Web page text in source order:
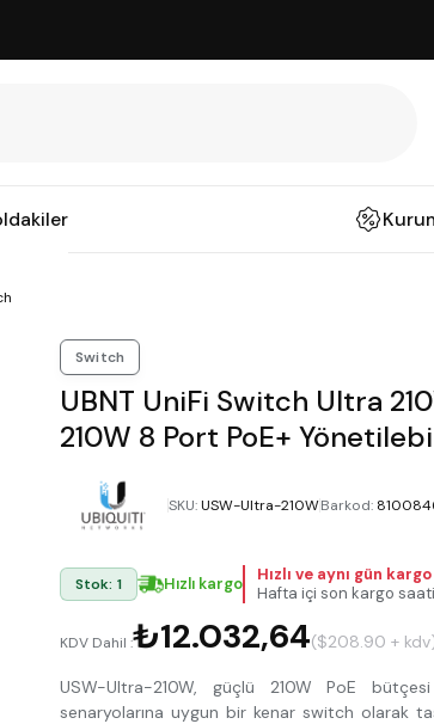
Switch
UBNT UniFi Switch Ultra
210W 8 Port PoE+
SKU:USW-Ultra-210WBarkod:
Stok: 1 Hızlı kargo
Hızlı ve aynı gün kargo
Hafta içi son kargo
KDV Dahil :₺12.032,64($208.90 +
USW-Ultra-210W, güçlü 210W PoE
senaryolarına uygun bir kenar switch olarak